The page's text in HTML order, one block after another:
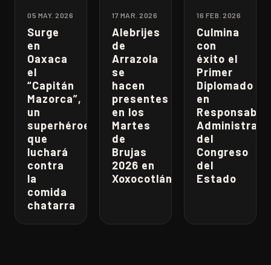
05 MAY. 2026
Surge
en
Oaxaca
el
“Capitán
Mazorca”,
un
superhéroe
que
luchará
contra
la
comida
chatarra
17 MAR. 2026
Alebrijes
de
Arrazola
se
hacen
presentes
en los
Martes
de
Brujas
2026 en
Xoxocotlán
16 FEB. 2026
Culmina
con
éxito el
Primer
Diplomado
en
del
Congreso
del
Estado